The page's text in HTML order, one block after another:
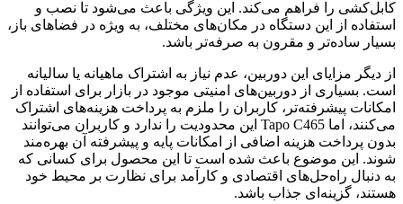
کابل‌کشی را فراهم می‌کند. این ویژگی باعث می‌شود تا نصب و
استفاده از این دستگاه در مکان‌های مختلف، به ویژه در فضاهای باز،
بسیار ساده‌تر و مقرون به صرفه‌تر باشد.
از دیگر مزایای این دوربین، عدم نیاز به اشتراک ماهیانه یا سالیانه
است. بسیاری از دوربین‌های امنیتی موجود در بازار برای استفاده از
امکانات پیشرفته‌تر، کاربران را ملزم به پرداخت هزینه‌های اشتراک
می‌کنند، اما Tapo C465 این محدودیت را ندارد و کاربران می‌توانند
بدون پرداخت هزینه اضافی از امکانات پایه و پیشرفته آن بهره‌مند
شوند. این موضوع باعث شده است تا این محصول برای کسانی که
به دنبال راه‌حل‌های اقتصادی و کارآمد برای نظارت بر محیط خود
هستند، گزینه‌ای جذاب باشد.